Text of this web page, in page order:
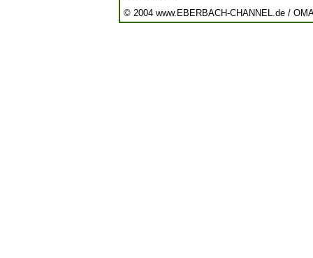
© 2004 www.EBERBACH-CHANNEL.de /